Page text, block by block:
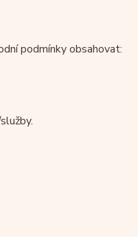
podmínky obsahovat: